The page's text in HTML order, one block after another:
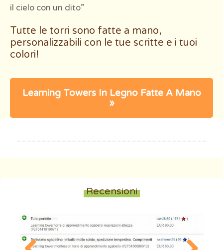
il cielo con un dito”
Tutte le torri sono fatte a mano,
personalizzabili con le tue scritte e i tuoi
colori!
Learning Towers In Legno Fatte A Mano
»
Recensioni